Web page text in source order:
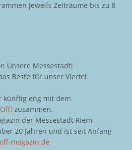
jeweils Zeiträume bis zu 8
Unsere Messestadt!
Beste für unser Viertel
künftig eng mit dem
zusammen.
der Messestadt Riem
20 Jahren und ist seit Anfang
magazin.de